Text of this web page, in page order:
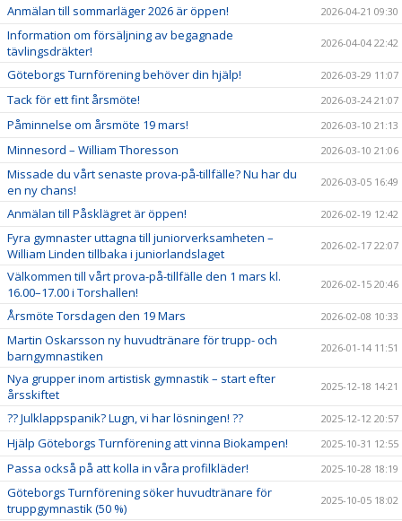
Anmälan till sommarläger 2026 är öppen! 2026-04-21 09:30
Information om försäljning av begagnade
tävlingsdräkter!
2026-04-04 22:42
Göteborgs Turnförening behöver din hjälp! 2026-03-29 11:07
Tack för ett fint årsmöte! 2026-03-24 21:07
Påminnelse om årsmöte 19 mars! 2026-03-10 21:13
Minnesord – William Thoresson 2026-03-10 21:06
Missade du vårt senaste prova-på-tillfälle? Nu har du
en ny chans!
2026-03-05 16:49
Anmälan till Påsklägret är öppen! 2026-02-19 12:42
Fyra gymnaster uttagna till juniorverksamheten –
William Linden tillbaka i juniorlandslaget
2026-02-17 22:07
Välkommen till vårt prova-på-tillfälle den 1 mars kl.
16.00–17.00 i Torshallen!
2026-02-15 20:46
Årsmöte Torsdagen den 19 Mars 2026-02-08 10:33
Martin Oskarsson ny huvudtränare för trupp- och
barngymnastiken
2026-01-14 11:51
Nya grupper inom artistisk gymnastik – start efter
årsskiftet
2025-12-18 14:21
?? Julklappspanik? Lugn, vi har lösningen! ?? 2025-12-12 20:57
Hjälp Göteborgs Turnförening att vinna Biokampen! 2025-10-31 12:55
Passa också på att kolla in våra profilkläder! 2025-10-28 18:19
Göteborgs Turnförening söker huvudtränare för
truppgymnastik (50 %)
2025-10-05 18:02